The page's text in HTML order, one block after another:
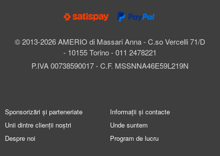
© 2013-2026 AMERIO di Massari Anna - C.so Vercelli 71/D
- 10155 Torino - 011 2478221
P.IVA 00738590017 - C.F. MSSNNA46E59L219N
Sponsorizări și parteneriate
Unii dintre clienții noștri
Despre noi
Informații și contacte
Unde suntem
Program de lucru